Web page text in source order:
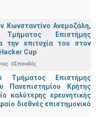
Κωνσταντίνο Ανεμοζάλη,
Επιστήμης
την επιτυχία του στον
Cup
#Σπουδές
Επιστήμης
Πανεπιστημίου Κρήτης
καλύτερης ερευνητικής
διεθνές επιστημονικό